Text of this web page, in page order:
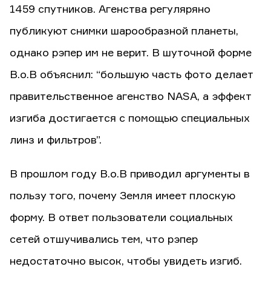
1459 спутников. Агенства регуляряно
публикуют снимки шарообразной планеты,
однако рэпер им не верит. В шуточной форме
B.o.B объяснил: “большую часть фото делает
правительственное агенство NASA, а эффект
изгиба достигается с помощью специальных
линз и фильтров”.
В прошлом году B.o.B приводил аргументы в
пользу того, почему Земля имеет плоскую
форму. В ответ пользователи социальных
сетей отшучивались тем, что рэпер
недостаточно высок, чтобы увидеть изгиб.